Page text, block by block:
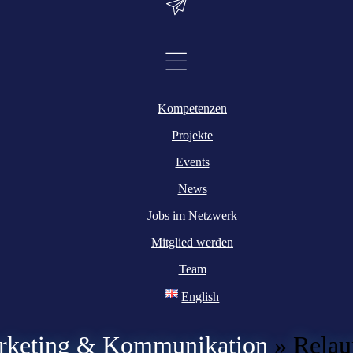
Kompetenzen
Projekte
Events
News
Jobs im Netzwerk
Mitglied werden
Team
English
& Kommunikation »